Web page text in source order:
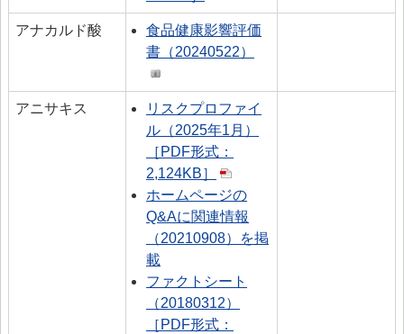
アナカルド酸
食品健康影響評価
書（20240522）
アニサキス
リスクプロファイ
ル（2025年1月）
［PDF形式：
2,124KB］
ホームページの
Q&Aに関連情報
（20210908）を掲
載
ファクトシート
（20180312）
［PDF形式：